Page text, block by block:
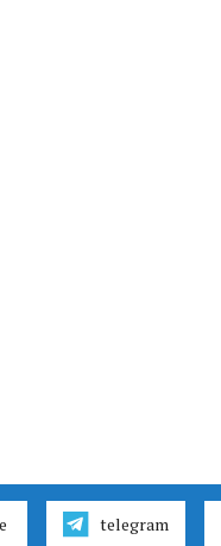
telegram